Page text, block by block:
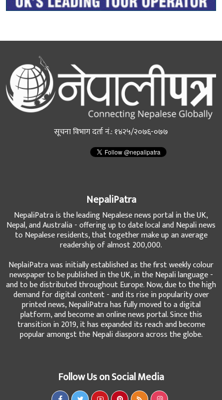
सूचना विभाग दर्ता नं.: १४२५/२०७६-०७७
NepaliPatra
NepaliPatra is the leading Nepalese news portal in the UK,
Nepal, and Australia - offering up to date local and Nepali news
to Nepalese residents, that together make up an average
readership of almost 200,000.
NeplaiPatra was initially established as the first weekly colour
newspaper to be published in the UK, in the Nepali language -
and to be distributed throughout Europe. Now, due to the high
demand for digital content - and its rise in popularity over
printed news, NepaliPatra has fully moved to a digital
platform, and become an online news portal. Since this
transition in 2019, it has expanded its reach and become
popular amongst the Nepali diaspora across the globe.
Follow Us on Social Media